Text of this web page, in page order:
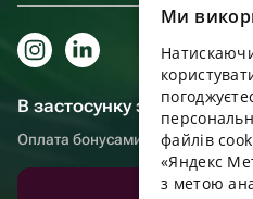
В застосунку зручніше!
Оплата бонусами, самовивіз,
Ми
файлів
«Яндекс
з метою